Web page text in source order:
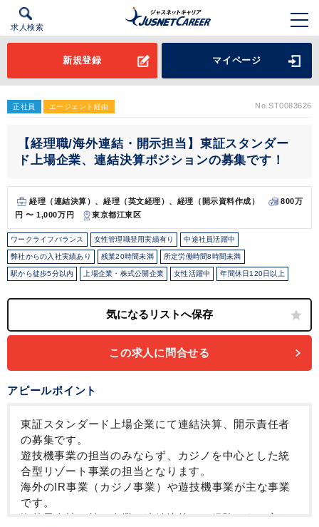
求人検索
新規登録 マイページ
正社員 エージェント経由 No.ST0083626
【経理職/海外連結・開示担当】東証スタンダー
ド上場企業、連結決算ポジションの募集です！
経理（連結決算）、経理（英文経理）、経理（開示資料作成）
800万
円 〜 1,000万円
東京都江東区
ワークライフバランス 女性管理職登用実績有り 中途社員活躍中
弊社からの入社実績あり 残業20時間未満 所定労働時間8時間未満
駅から徒歩5分以内 上場企業・株式公開企業 女性活躍中 年間休日120日以上
この求人に問合せる
アピールポイント
東証スタンダード上場企業にて連結決算、開示責任者
の募集です。
遊技機事業の担当のみならず、カジノを中心とした統
合型リゾート事業の担当となります。
海外のIR事業（カジノ事業）や遊技機事業が主な事業
です。
海外子会社を持つ企業で連結決算のご経験のある方を